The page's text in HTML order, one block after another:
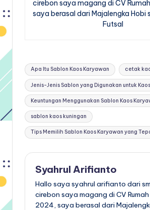
cirebon saya magang di CV
saya berasal dari Majalengka Hobi
Futsal
Tags:
Apa Itu Sablon Kaos Karyawan cetak
Jenis-Jenis Sablon yang Digunakan untuk
Keuntungan Menggunakan Sablon Kaos
sablon kaos kuningan
Tips Memilih Sablon Kaos Karyawan yang
Syahrul Arifianto
Hallo saya syahrul arifianto dari
cirebon saya magang di CV Rumah
2024, saya berasal dari